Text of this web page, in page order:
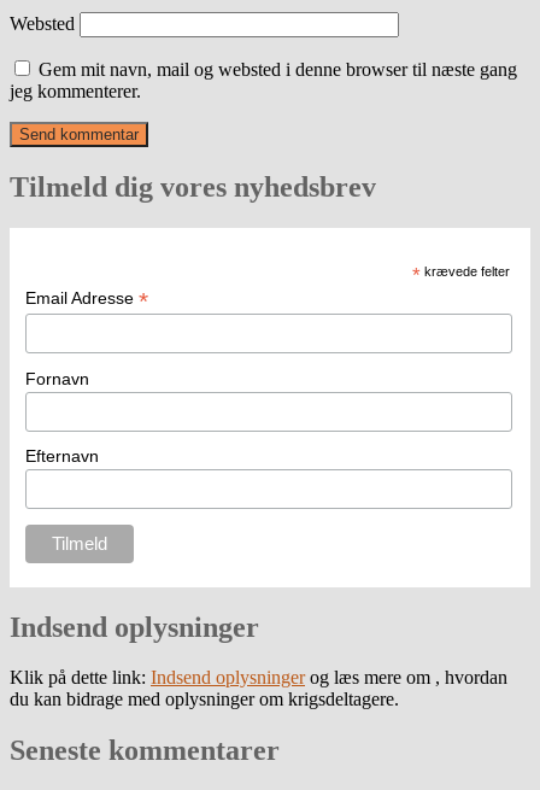
Websted
Gem mit navn, mail og websted i denne browser til næste gang
jeg kommenterer.
Tilmeld dig vores nyhedsbrev
* krævede felter
Email Adresse *
Fornavn
Efternavn
Indsend oplysninger
Klik på dette link: Indsend oplysningerog læs mere om , hvordan
du kan bidrage med oplysninger om krigsdeltagere.
Seneste kommentarer